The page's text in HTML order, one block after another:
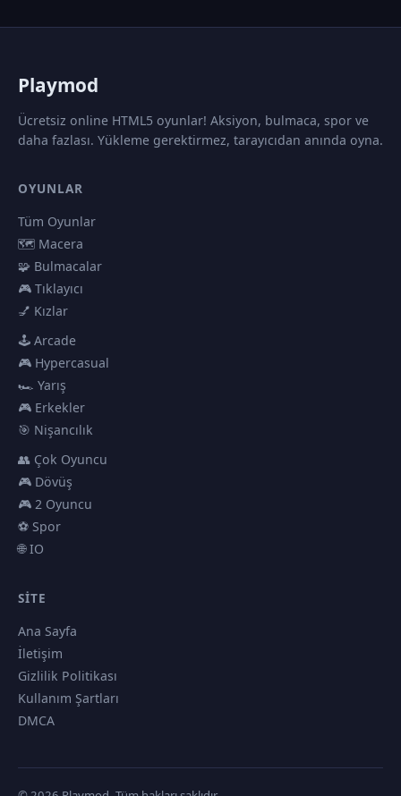
Playmod
Ücretsiz online HTML5 oyunlar! Aksiyon, bulmaca, spor ve
daha fazlası. Yükleme gerektirmez, tarayıcıdan anında oyna.
OYUNLAR
Tüm Oyunlar
🗺️ Macera
🧩 Bulmacalar
🎮 Tıklayıcı
💅 Kızlar
🕹️ Arcade
🎮 Hypercasual
🏎️ Yarış
🎮 Erkekler
🎯 Nişancılık
👥 Çok Oyuncu
🎮 Dövüş
🎮 2 Oyuncu
⚽ Spor
🌐 IO
SITE
Ana Sayfa
İletişim
Gizlilik Politikası
Kullanım Şartları
DMCA